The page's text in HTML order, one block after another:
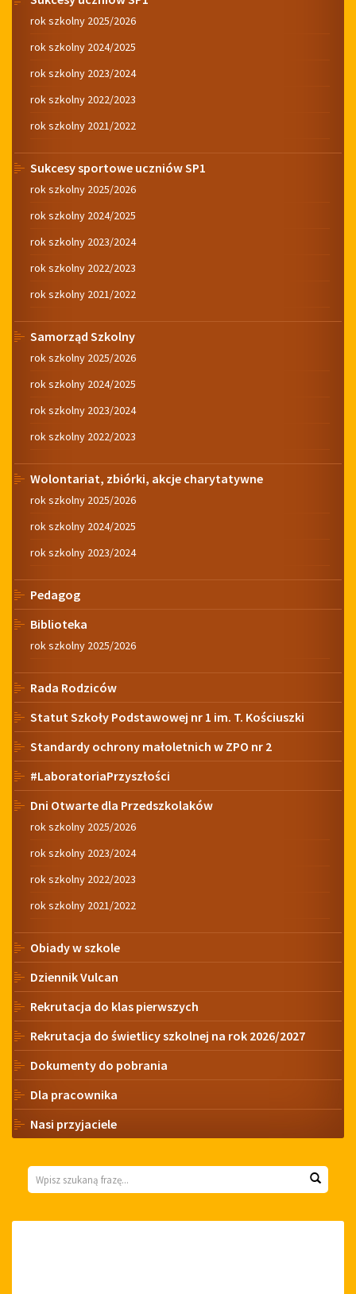
rok szkolny 2025/2026
rok szkolny 2024/2025
rok szkolny 2023/2024
rok szkolny 2022/2023
rok szkolny 2021/2022
Sukcesy sportowe uczniów SP1
rok szkolny 2025/2026
rok szkolny 2024/2025
rok szkolny 2023/2024
rok szkolny 2022/2023
rok szkolny 2021/2022
Samorząd Szkolny
rok szkolny 2025/2026
rok szkolny 2024/2025
rok szkolny 2023/2024
rok szkolny 2022/2023
Wolontariat, zbiórki, akcje charytatywne
rok szkolny 2025/2026
rok szkolny 2024/2025
rok szkolny 2023/2024
Pedagog
Biblioteka
rok szkolny 2025/2026
Rada Rodziców
Statut Szkoły Podstawowej nr 1 im. T. Kościuszki
Standardy ochrony małoletnich w ZPO nr 2
#LaboratoriaPrzyszłości
Dni Otwarte dla Przedszkolaków
rok szkolny 2025/2026
rok szkolny 2023/2024
rok szkolny 2022/2023
rok szkolny 2021/2022
Obiady w szkole
Dziennik Vulcan
Rekrutacja do klas pierwszych
Rekrutacja do świetlicy szkolnej na rok 2026/2027
Dokumenty do pobrania
Dla pracownika
Nasi przyjaciele
Wyszukiwarka